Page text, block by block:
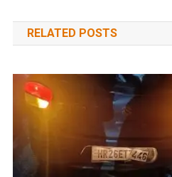
navigation
RELATED POSTS